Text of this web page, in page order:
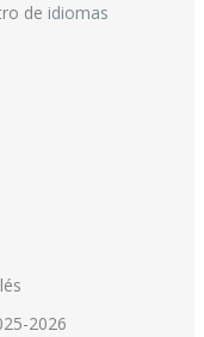
de idiomas
2026